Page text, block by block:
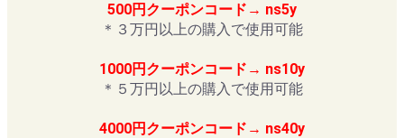
500円クーポンコード→ ns5y
＊３万円以上の購入で使用可能
1000円クーポンコード→ ns10y
＊５万円以上の購入で使用可能
4000円クーポンコード→ ns40y